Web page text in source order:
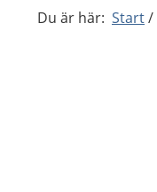
Du är här: Start